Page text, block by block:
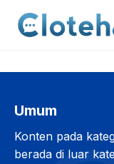
Umum
Konten pada
berada di luar